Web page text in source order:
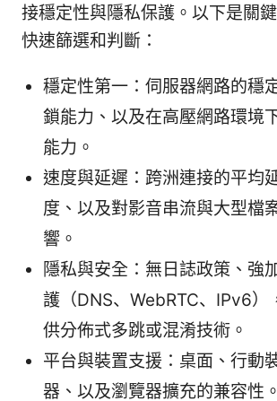
接穩定性與隱私保護。以下是關
快速篩選和判斷：
穩定性第一：伺服器網路的穩
鎖能力、以及在高壓網路環境
能力。
速度與延遲：跨洲連接的平均
度、以及對影音串流與大型檔
響。
隱私與安全：無日誌政策、強
護（DNS、WebRTC、IPv6）
供分佈式多跳或混淆技術。
平台與裝置支援：桌面、行動
器、以及瀏覽器擴充的兼容性。